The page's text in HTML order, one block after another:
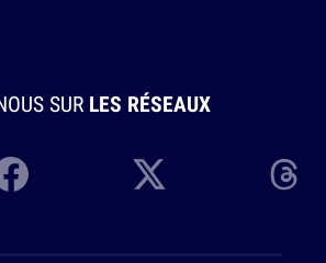
SUR LES RÉSEAUX